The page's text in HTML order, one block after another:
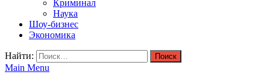
Криминал
Наука
Шоу-бизнес
Экономика
Найти:
Main Menu